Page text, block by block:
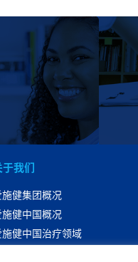
于我们
施健集团概况
施健中国概况
施健中国治疗领域